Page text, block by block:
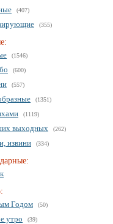
(407)
(355)
(1546)
(600)
(557)
(1351)
(1119)
выходных (262)
извини (334)
Годом
(50)
утро (39)